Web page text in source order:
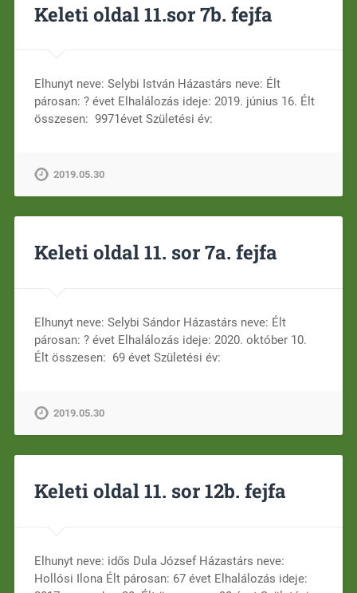
Keleti oldal 11.sor 7b. fejfa
Elhunyt neve: Selybi István Házastárs neve: Élt
párosan: ? évet Elhalálozás ideje: 2019. június 16. Élt
összesen: 9971évet Születési év:
2019.05.30
Keleti oldal 11. sor 7a. fejfa
Elhunyt neve: Selybi Sándor Házastárs neve: Élt
párosan: ? évet Elhalálozás ideje: 2020. október 10.
Élt összesen: 69 évet Születési év:
2019.05.30
Keleti oldal 11. sor 12b. fejfa
Elhunyt neve: idős Dula József Házastárs neve:
Hollósi Ilona Élt párosan: 67 évet Elhalálozás ideje: